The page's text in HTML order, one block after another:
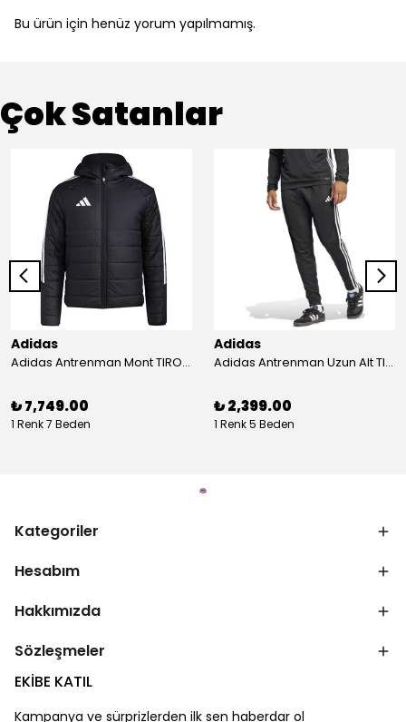
Bu ürün için henüz yorum yapılmamış.
Çok Satanlar
Adidas
Adidas Antrenman Mont TIRO24 WINT JKT IJ7388
₺ 7,749.00
1 Renk 7 Beden
Adidas
Adidas Antrenman Uzun Alt TIRO ES PNT JD0442
₺ 2,399.00
1 Renk 5 Beden
Kategoriler
Hesabım
Hakkımızda
Sözleşmeler
EKİBE KATIL
Kampanya ve sürprizlerden ilk sen haberdar ol